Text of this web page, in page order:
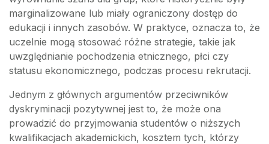
marginalizowane lub miały ograniczony dostęp do
edukacji i innych zasobów. W praktyce, oznacza to, że
uczelnie mogą stosować różne strategie, takie jak
uwzględnianie pochodzenia etnicznego, płci czy
statusu ekonomicznego, podczas procesu rekrutacji.
Jednym z głównych argumentów przeciwników
dyskryminacji pozytywnej jest to, że może ona
prowadzić do przyjmowania studentów o niższych
kwalifikacjach akademickich, kosztem tych, którzy